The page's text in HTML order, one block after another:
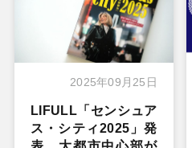
2025年09月25日
LIFULL「センシュア
ス・シティ2025」発